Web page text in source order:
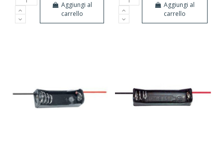
Aggiungi al
carrello
Aggiungi al
carrello